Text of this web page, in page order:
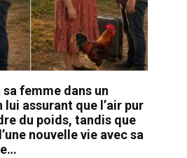
femme dans un
assurant que l’air pur
du poids, tandis que
nouvelle vie avec sa